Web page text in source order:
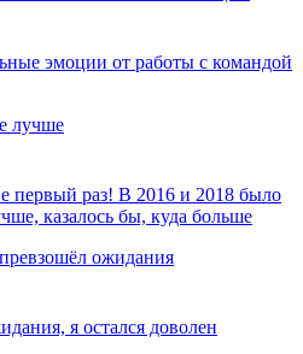
эмоции от работы с командой
первый раз! В 2016 и 2018 было
казалось бы, куда больше
я остался доволен